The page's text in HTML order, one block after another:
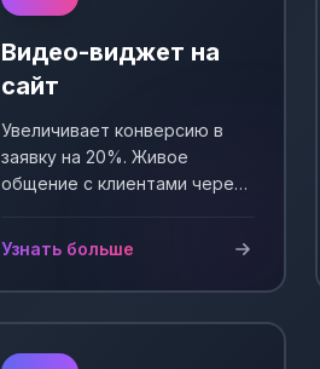
Видео-виджет на
сайт
Увеличивает конверсию в
заявку на 20%. Живое
общение с клиентами через
Узнать больше